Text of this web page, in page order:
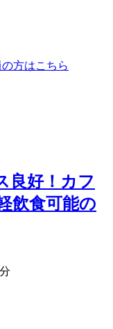
方はこちら
良好！カフ
飲食可能の